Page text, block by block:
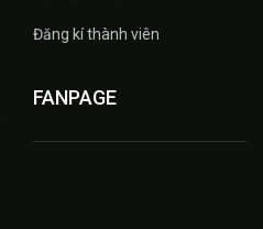
Đăng kí thành viên
FANPAGE